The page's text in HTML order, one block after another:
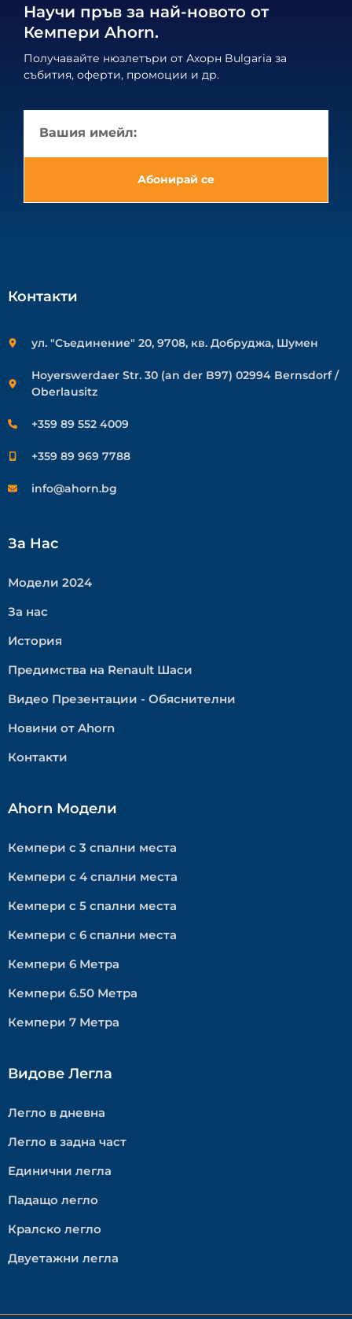
Научи пръв за най-новото от
Кемпери Ahorn.
Получавайте нюзлетъри от Ахорн Bulgaria за
събития, оферти, промоции и др.
Абонирай се
Контакти
ул. "Съединение" 20, 9708, кв. Добруджа, Шумен
Hoyerswerdaer Str. 30 (an der B97) 02994 Bernsdorf /
Oberlausitz
+359 89 552 4009
+359 89 969 7788
info@ahorn.bg
За Нас
Модели 2024
За нас
История
Предимства на Renault Шаси
Видео Презентации - Обяснителни
Новини от Ahorn
Контакти
Ahorn Модели
Кемпери с 3 спални места
Кемпери с 4 спални места
Кемпери с 5 спални места
Кемпери с 6 спални места
Кемпери 6 Метра
Кемпери 6.50 Метра
Кемпери 7 Метра
Видове Легла
Легло в дневна
Легло в задна част
Единични легла
Падащо легло
Кралско легло
Двуетажни легла